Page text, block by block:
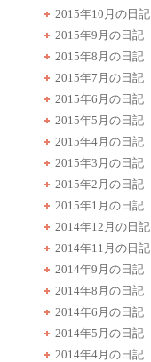
2015年10月の日記
2015年9月の日記
2015年8月の日記
2015年7月の日記
2015年6月の日記
2015年5月の日記
2015年4月の日記
2015年3月の日記
2015年2月の日記
2015年1月の日記
2014年12月の日記
2014年11月の日記
2014年9月の日記
2014年8月の日記
2014年6月の日記
2014年5月の日記
2014年4月の日記